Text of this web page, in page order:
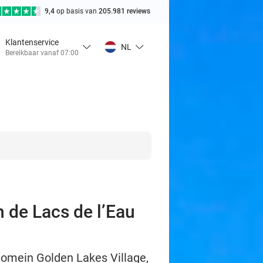
9,4 op basis van 205.981 reviews
Klantenservice
Bereikbaar vanaf 07:00
NL
Lacs de l’Eau
Golden Lakes Village,